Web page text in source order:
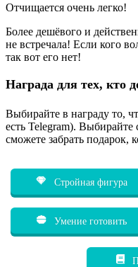
Отчищается очень легко!
Более дешёвого и
не встречала! Если кого
так вот его нет!
Награда для тех, кто
Выбирайте в награду то,
есть Telegram).
сможете забрать подарок,
Стройная фигура
Умение готовить